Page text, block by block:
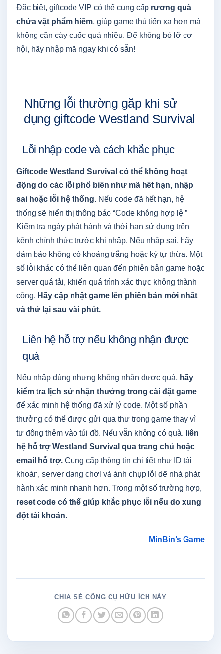
Đặc biệt, giftcode VIP có thể cung cấp rương quà
chứa vật phẩm hiếm, giúp game thủ tiến xa hơn mà
không cần cày cuốc quá nhiều. Để không bỏ lỡ cơ
hội, hãy nhập mã ngay khi có sẵn!
Những lỗi thường gặp khi sử
dụng giftcode Westland Survival
Lỗi nhập code và cách khắc phục
Giftcode Westland Survival có thể không hoạt
động do các lỗi phổ biến như mã hết hạn, nhập
sai hoặc lỗi hệ thống. Nếu code đã hết hạn, hệ
thống sẽ hiển thị thông báo “Code không hợp lệ.”
Kiểm tra ngày phát hành và thời hạn sử dụng trên
kênh chính thức trước khi nhập. Nếu nhập sai, hãy
đảm bảo không có khoảng trắng hoặc ký tự thừa. Một
số lỗi khác có thể liên quan đến phiên bản game hoặc
server quá tải, khiến quá trình xác thực không thành
công. Hãy cập nhật game lên phiên bản mới nhất
và thử lại sau vài phút.
Liên hệ hỗ trợ nếu không nhận được
quà
Nếu nhập đúng nhưng không nhận được quà, hãy
kiểm tra lịch sử nhận thưởng trong cài đặt game
để xác minh hệ thống đã xử lý code. Một số phần
thưởng có thể được gửi qua thư trong game thay vì
tự động thêm vào túi đồ. Nếu vẫn không có quà, liên
hệ hỗ trợ Westland Survival qua trang chủ hoặc
email hỗ trợ. Cung cấp thông tin chi tiết như ID tài
khoản, server đang chơi và ảnh chụp lỗi để nhà phát
hành xác minh nhanh hơn. Trong một số trường hợp,
reset code có thể giúp khắc phục lỗi nếu do xung
đột tài khoản.
MinBin’s Game
CHIA SẺ CÔNG CỤ HỮU ÍCH NÀY